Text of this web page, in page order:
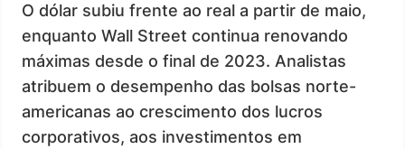
O dólar subiu frente ao real a partir de maio,
enquanto Wall Street continua renovando
máximas desde o final de 2023. Analistas
atribuem o desempenho das bolsas norte-
americanas ao crescimento dos lucros
corporativos, aos investimentos em